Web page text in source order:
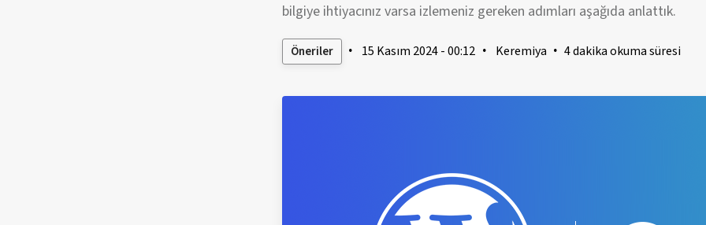
bilgiye ihtiyacınız varsa izlemeniz gereken adımları aşağıda anlattık.
Öneriler 15 Kasım 2024 - 00:12 Keremiya 4 dakika okuma süresi